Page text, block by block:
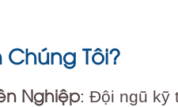
Chúng Tôi?
Nghiệp: Đội ngũ kỹ